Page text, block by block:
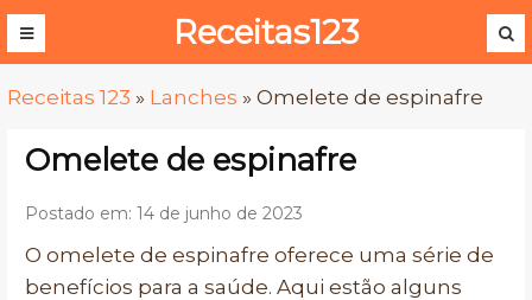
Receitas123
Receitas 123 » Lanches » Omelete de espinafre
Omelete de espinafre
Postado em: 14 de junho de 2023
O omelete de espinafre oferece uma série de
benefícios para a saúde. Aqui estão alguns